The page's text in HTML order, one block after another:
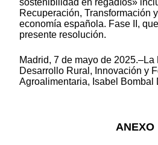
Recuperación, Transformación
economía española. Fase II,
presente resolución.
Madrid, 7 de mayo de
Desarrollo Rural, Innovación y
Agroalimentaria, Isabel Bombal
ANEXO